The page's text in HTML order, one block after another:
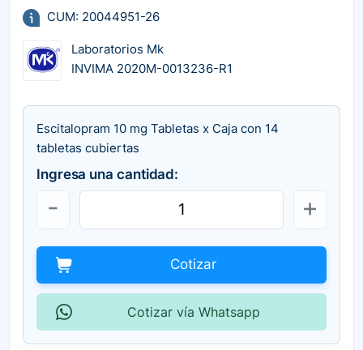
CUM: 20044951-26
Laboratorios Mk
INVIMA 2020M-0013236-R1
Escitalopram 10 mg Tabletas x Caja con 14
tabletas cubiertas
Ingresa una cantidad:
Cotizar
Cotizar vía Whatsapp